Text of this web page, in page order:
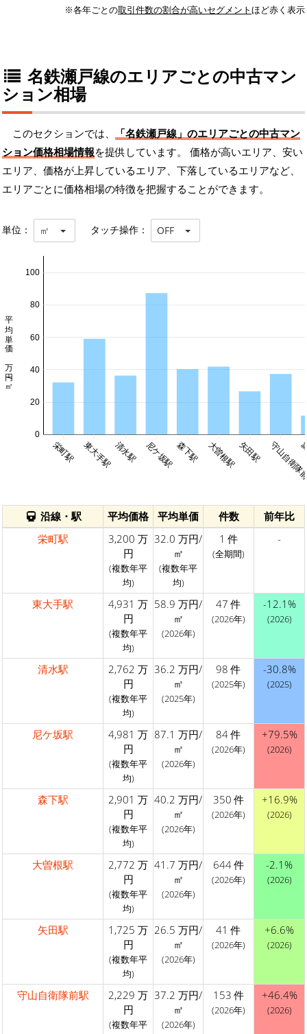
※各年ごとの取引件数の割合が高いセグメントほど赤く表示
名鉄瀬戸線のエリアごとの中古マン
ション相場
このセクションでは、
「名鉄瀬戸線」のエリアごとの中古マン
ション価格相場情報を提供しています。 価格が高いエリア、安い
エリア、価格が上昇しているエリア、下落しているエリアなど、
エリアごとに価格相場の特徴を把握することができます。
単位： ㎡ タッチ操作： OFF
栄町駅 東大手駅清水駅 尼ケ坂駅森下駅 大曽根駅矢田駅 守山自衛
0
20
40
60
80
100
平均単価 万円/㎡
沿線・駅 平均価格 平均単価 件数
前年比
栄町駅
3,200 万
円
(複数年平
均)
32.0 万円/
㎡
(複数年平
均)
1 件
(全期間)
-
東大手駅
4,931 万
円
(複数年平
均)
58.9 万円/
㎡
(2026年)
47 件
(2026年)
-12.1%
(2026)
清水駅
2,762 万
円
(複数年平
均)
36.2 万円/
㎡
(2025年)
98 件
(2025年)
-30.8%
(2025)
尼ケ坂駅
4,981 万
円
(複数年平
均)
87.1 万円/
㎡
(2026年)
84 件
(2026年)
+79.5%
(2026)
森下駅
2,901 万
円
(複数年平
均)
40.2 万円/
㎡
(2026年)
350 件
(2026年)
+16.9%
(2026)
大曽根駅
2,772 万
円
(複数年平
均)
41.7 万円/
㎡
(2026年)
644 件
(2026年)
-2.1%
(2026)
矢田駅
1,725 万
円
(複数年平
均)
26.5 万円/
㎡
(2026年)
41 件
(2026年)
+6.6%
(2026)
守山自衛隊前駅
2,229 万
円
(複数年平
37.2 万円/
㎡
(2026年)
153 件
(2026年)
+46.4%
(2026)